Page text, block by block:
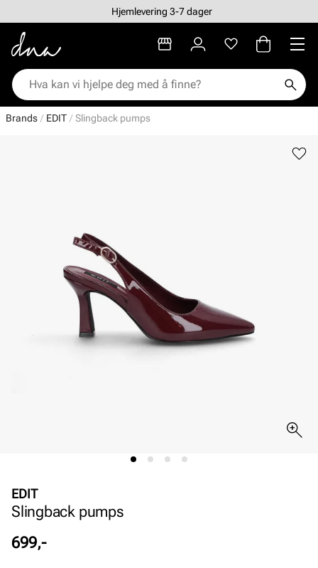
Hjemlevering 3-7 dager
Brands EDIT Slingback pumps
EDIT
Slingback pumps
Pris
699,-